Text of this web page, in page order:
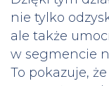
nie tylko
ale także
w segmencie
To pokazuje,